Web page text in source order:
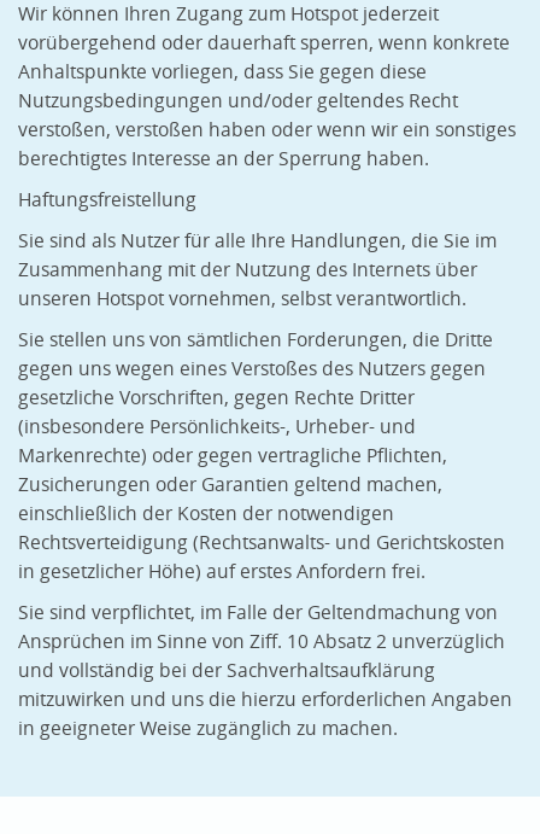
Wir können Ihren Zugang zum Hotspot jederzeit
vorübergehend oder dauerhaft sperren, wenn konkrete
Anhaltspunkte vorliegen, dass Sie gegen diese
Nutzungsbedingungen und/oder geltendes Recht
verstoßen, verstoßen haben oder wenn wir ein sonstiges
berechtigtes Interesse an der Sperrung haben.
Haftungsfreistellung
Sie sind als Nutzer für alle Ihre Handlungen, die Sie im
Zusammenhang mit der Nutzung des Internets über
unseren Hotspot vornehmen, selbst verantwortlich.
Sie stellen uns von sämtlichen Forderungen, die Dritte
gegen uns wegen eines Verstoßes des Nutzers gegen
gesetzliche Vorschriften, gegen Rechte Dritter
(insbesondere Persönlichkeits-, Urheber- und
Markenrechte) oder gegen vertragliche Pflichten,
Zusicherungen oder Garantien geltend machen,
einschließlich der Kosten der notwendigen
Rechtsverteidigung (Rechtsanwalts- und Gerichtskosten
in gesetzlicher Höhe) auf erstes Anfordern frei.
Sie sind verpflichtet, im Falle der Geltendmachung von
Ansprüchen im Sinne von Ziff. 10 Absatz 2 unverzüglich
und vollständig bei der Sachverhaltsaufklärung
mitzuwirken und uns die hierzu erforderlichen Angaben
in geeigneter Weise zugänglich zu machen.